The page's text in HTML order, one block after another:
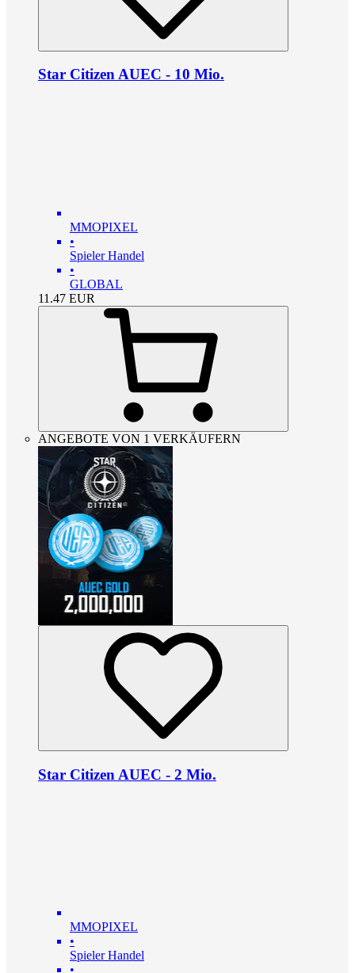
Star Citizen AUEC - 10 Mio.
MMOPIXEL
•
Spieler Handel
•
GLOBAL
11.47 EUR
ANGEBOTE VON 1 VERKÄUFERN
Star Citizen AUEC - 2 Mio.
MMOPIXEL
•
Spieler Handel
•